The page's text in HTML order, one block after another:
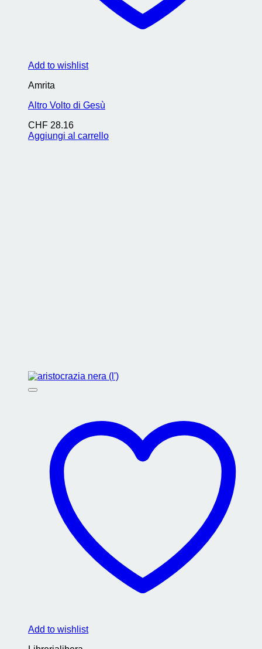
Add to wishlist
Amrita
Altro Volto di Gesù
CHF 28.16
Aggiungi al carrello
Add to wishlist